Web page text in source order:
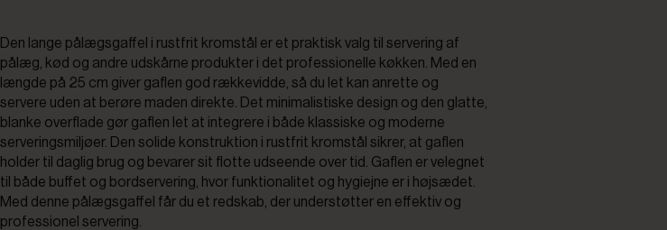
Den lange pålægsgaffel i rustfrit kromstål er et praktisk valg til servering af
pålæg, kød og andre udskårne produkter i det professionelle køkken. Med en
længde på 25 cm giver gaflen god rækkevidde, så du let kan anrette og
servere uden at berøre maden direkte. Det minimalistiske design og den glatte,
blanke overflade gør gaflen let at integrere i både klassiske og moderne
serveringsmiljøer. Den solide konstruktion i rustfrit kromstål sikrer, at gaflen
holder til daglig brug og bevarer sit flotte udseende over tid. Gaflen er velegnet
til både buffet og bordservering, hvor funktionalitet og hygiejne er i højsædet.
Med denne pålægsgaffel får du et redskab, der understøtter en effektiv og
professionel servering.